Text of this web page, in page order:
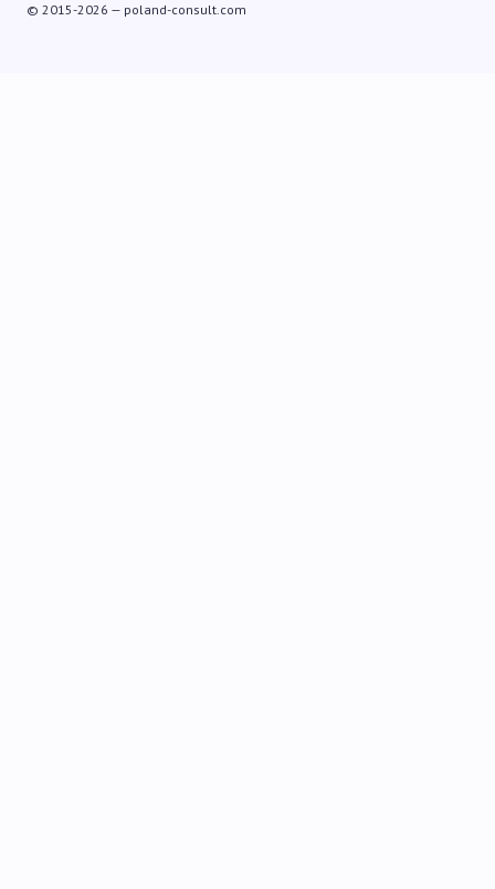
© 2015-2026 — poland-consult.com